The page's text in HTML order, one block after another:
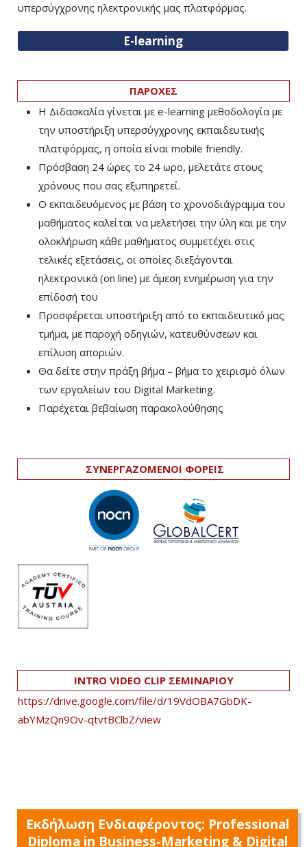
υπερσύγχρονης ηλεκτρονικής μας πλατφόρμας.
E-learning
ΠΑΡΟΧΕΣ
Η Διδασκαλία γίνεται με e-learning μεθοδολογία με
την υποστήριξη υπερσύγχρονης εκπαιδευτικής
πλατφόρμας, η οποία είναι mobile friendly.
Πρόσβαση 24 ώρες το 24 ωρο, μελετάτε στους
χρόνους που σας εξυπηρετεί.
Ο εκπαιδευόμενος με βάση το χρονοδιάγραμμα του
μαθήματος καλείται να μελετήσει την ύλη και με την
ολοκλήρωση κάθε μαθήματος συμμετέχει στις
τελικές εξετάσεις, οι οποίες διεξάγονται
ηλεκτρονικά (on line) με άμεση ενημέρωση για την
επίδοσή του
Προσφέρεται υποστήριξη από το εκπαιδευτικό μας
τμήμα, με παροχή οδηγιών, κατευθύνσεων και
επίλυση αποριών.
Θα δείτε στην πράξη βήμα – βήμα το χειρισμό όλων
των εργαλείων του Digital Marketing.
Παρέχεται βεβαίωση παρακολούθησης
ΣΥΝΕΡΓΑΖΟΜΕΝΟΙ ΦΟΡΕΙΣ
INTRO VIDEO CLIP ΣΕΜΙΝΑΡΙΟΥ
https://drive.google.com/file/d/19VdOBA7GbDK-
abYMzQn9Ov-qtvtBClbZ/view
Εκδήλωση Ενδιαφέροντος: Professional
Diploma in Business-Marketing & Digital